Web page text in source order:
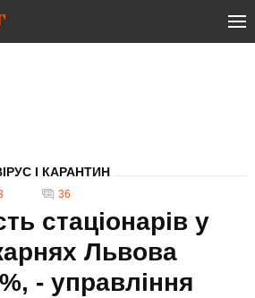
І КАРАНТИН
36
стаціонарів у
Львова
- управління